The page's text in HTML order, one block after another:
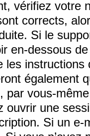
vérifiez votre
corrects,
Si le
en-dessous
les
également
par vous-
ouvrir une
Si un